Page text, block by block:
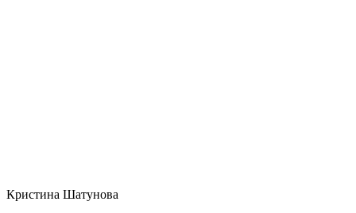
Кристина Шатунова